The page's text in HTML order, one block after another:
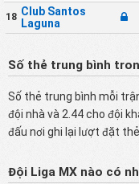
18 Club Santos
Laguna
Số thẻ trung bình
Số thẻ trung bình mỗi
đội nhà và 2.44 cho đội
đấu nơi ghi lại lượt đặt
Đội Liga MX nào có